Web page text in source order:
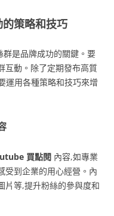
策略和技巧
群是品牌成功的關鍵。要
互動。除了定期發布高質
運用各種策略和技巧來增
買點閱 內容,如專業
受到企業的用心經營。內
片等,提升粉絲的參與度和